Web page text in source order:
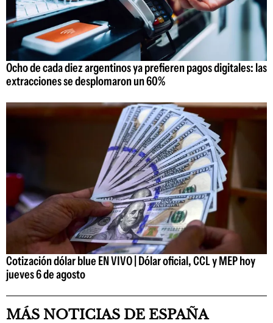
Ocho de cada diez argentinos ya prefieren pagos digitales: las
extracciones se desplomaron un 60%
Cotización dólar blue EN VIVO | Dólar oficial, CCL y MEP hoy
jueves 6 de agosto
MÁS NOTICIAS DE ESPAÑA